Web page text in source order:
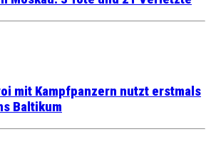
mit Kampfpanzern nutzt erstmals
Baltikum